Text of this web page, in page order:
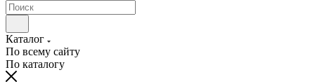
Каталог
По всему сайту
По каталогу